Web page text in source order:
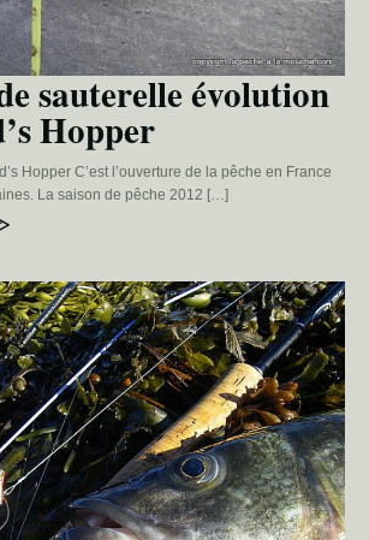
sauterelle évolution
Hopper
Hopper C’est l’ouverture de la pêche en France
La saison de pêche 2012 […]